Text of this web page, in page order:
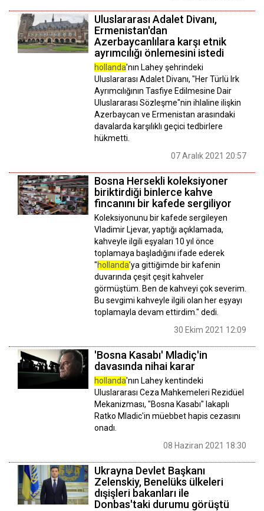
Uluslararası Adalet Divanı,
Ermenistan'dan
Azerbaycanlılara karşı etnik
ayrımcılığı önlemesini istedi
hollanda'nın Lahey şehrindeki
Uluslararası Adalet Divanı, "Her Türlü Irk
Ayrımcılığının Tasfiye Edilmesine Dair
Uluslararası Sözleşme"nin ihlaline ilişkin
Azerbaycan ve Ermenistan arasındaki
davalarda karşılıklı geçici tedbirlere
hükmetti.
07 Aralık 2021 20:57
Bosna Hersekli koleksiyoner
biriktirdiği binlerce kahve
fincanını bir kafede sergiliyor
Koleksiyonunu bir kafede sergileyen
Vladimir Ljevar, yaptığı açıklamada,
kahveyle ilgili eşyaları 10 yıl önce
toplamaya başladığını ifade ederek
"hollanda'ya gittiğimde bir kafenin
duvarında çeşit çeşit kahveler
görmüştüm. Ben de kahveyi çok severim.
Bu sevgimi kahveyle ilgili olan her eşyayı
toplamayla devam ettirdim." dedi.
30 Ekim 2021 12:09
'Bosna Kasabı' Mladiç'in
davasında nihai karar
hollanda'nın Lahey kentindeki
Uluslararası Ceza Mahkemeleri Rezidüel
Mekanizması, "Bosna Kasabı" lakaplı
Ratko Mladic'in müebbet hapis cezasını
onadı.
08 Haziran 2021 18:30
Ukrayna Devlet Başkanı
Zelenskiy, Benelüks ülkeleri
dışişleri bakanları ile
Donbas'taki durumu görüştü